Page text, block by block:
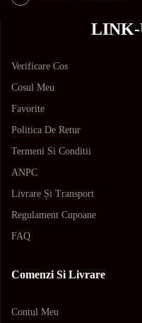
LINK-
Verificare Cos
Cosul Meu
Favorite
Politica De Retur
Termeni Si Conditii
ANPC
Livrare Și Transport
Regulament Cupoane
FAQ
Comenzi Si Livrare
Contul Meu